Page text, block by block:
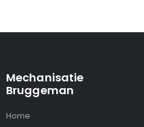
Mechanisatie
Bruggeman
Home